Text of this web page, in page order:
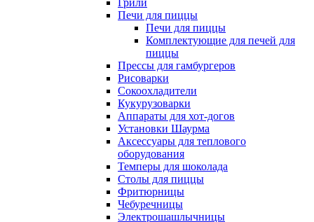
Грили
Печи для пиццы
Печи для пиццы
Комплектующие для печей для
пиццы
Прессы для гамбургеров
Рисоварки
Сокоохладители
Кукурузоварки
Аппараты для хот-догов
Установки Шаурма
Аксессуары для теплового
оборудования
Темперы для шоколада
Столы для пиццы
Фритюрницы
Чебуречницы
Электрошашлычницы